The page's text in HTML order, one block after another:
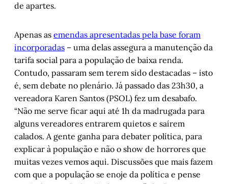
de apartes.
Apenas as emendas apresentadas pela base foram
incorporadas – uma delas assegura a manutenção da
tarifa social para a população de baixa renda.
Contudo, passaram sem terem sido destacadas – isto
é, sem debate no plenário. Já passado das 23h30, a
vereadora Karen Santos (PSOL) fez um desabafo.
“Não me serve ficar aqui até 1h da madrugada para
alguns vereadores entrarem quietos e saírem
calados. A gente ganha para debater política, para
explicar à população e não o show de horrores que
muitas vezes vemos aqui. Discussões que mais fazem
com que a população se enoje da política e pense